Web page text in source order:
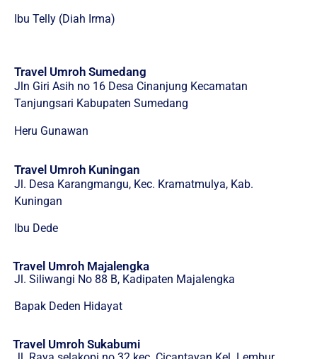
Ibu Telly (Diah Irma)
Travel Umroh Sumedang
Jln Giri Asih no 16 Desa Cinanjung Kecamatan
Tanjungsari Kabupaten Sumedang
Heru Gunawan
Travel Umroh Kuningan
Jl. Desa Karangmangu, Kec. Kramatmulya, Kab.
Kuningan
Ibu Dede
Travel Umroh Majalengka
Jl. Siliwangi No 88 B, Kadipaten Majalengka
Bapak Deden Hidayat
Travel Umroh Sukabumi